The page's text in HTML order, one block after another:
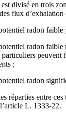
divisé en trois
flux d’exhalation
radon faible ;
radon faible
peuvent
;
radon
réparties entre
L. 1333-22.